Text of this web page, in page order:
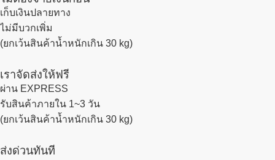
เก็บเงินปลายทาง
ไม่มีบวกเพิ่ม
(ยกเว้นสินค้าน้ำหนักเกิน 30 kg)
เราจัดส่งให้ฟรี
ผ่าน EXPRESS
รับสินค้าภายใน 1~3 วัน
(ยกเว้นสินค้าน้ำหนักเกิน 30 kg)
ส่งด่วนทันที